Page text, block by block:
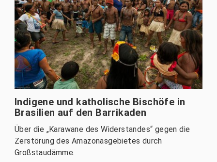
Indigene und katholische Bischöfe in
Brasilien auf den Barrikaden
Über die „Karawane des Widerstandes“ gegen die
Zerstörung des Amazonasgebietes durch
Großstaudämme.